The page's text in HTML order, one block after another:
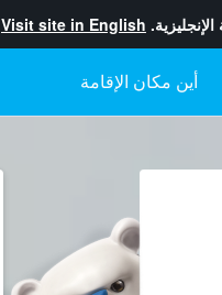
Visit site in English
أين مكان الإقامة